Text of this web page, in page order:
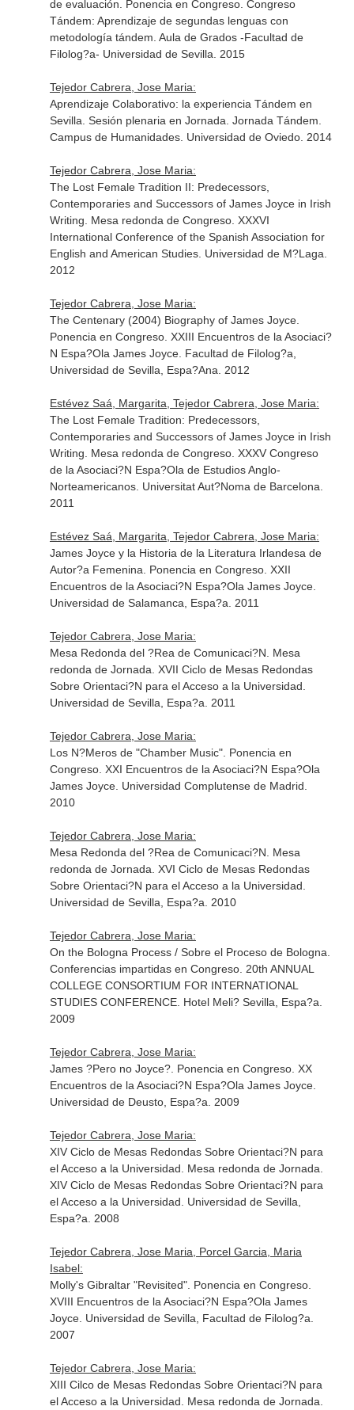
de evaluación. Ponencia en Congreso. Congreso
Tándem: Aprendizaje de segundas lenguas con
metodología tándem. Aula de Grados -Facultad de
Filolog?a- Universidad de Sevilla. 2015
Tejedor Cabrera, Jose Maria:
Aprendizaje Colaborativo: la experiencia Tándem en
Sevilla. Sesión plenaria en Jornada. Jornada Tándem.
Campus de Humanidades. Universidad de Oviedo. 2014
Tejedor Cabrera, Jose Maria:
The Lost Female Tradition II: Predecessors,
Contemporaries and Successors of James Joyce in Irish
Writing. Mesa redonda de Congreso. XXXVI
International Conference of the Spanish Association for
English and American Studies. Universidad de M?Laga.
2012
Tejedor Cabrera, Jose Maria:
The Centenary (2004) Biography of James Joyce.
Ponencia en Congreso. XXIII Encuentros de la Asociaci?
N Espa?Ola James Joyce. Facultad de Filolog?a,
Universidad de Sevilla, Espa?Ana. 2012
Estévez Saá, Margarita, Tejedor Cabrera, Jose Maria:
The Lost Female Tradition: Predecessors,
Contemporaries and Successors of James Joyce in Irish
Writing. Mesa redonda de Congreso. XXXV Congreso
de la Asociaci?N Espa?Ola de Estudios Anglo-
Norteamericanos. Universitat Aut?Noma de Barcelona.
2011
Estévez Saá, Margarita, Tejedor Cabrera, Jose Maria:
James Joyce y la Historia de la Literatura Irlandesa de
Autor?a Femenina. Ponencia en Congreso. XXII
Encuentros de la Asociaci?N Espa?Ola James Joyce.
Universidad de Salamanca, Espa?a. 2011
Tejedor Cabrera, Jose Maria:
Mesa Redonda del ?Rea de Comunicaci?N. Mesa
redonda de Jornada. XVII Ciclo de Mesas Redondas
Sobre Orientaci?N para el Acceso a la Universidad.
Universidad de Sevilla, Espa?a. 2011
Tejedor Cabrera, Jose Maria:
Los N?Meros de "Chamber Music". Ponencia en
Congreso. XXI Encuentros de la Asociaci?N Espa?Ola
James Joyce. Universidad Complutense de Madrid.
2010
Tejedor Cabrera, Jose Maria:
Mesa Redonda del ?Rea de Comunicaci?N. Mesa
redonda de Jornada. XVI Ciclo de Mesas Redondas
Sobre Orientaci?N para el Acceso a la Universidad.
Universidad de Sevilla, Espa?a. 2010
Tejedor Cabrera, Jose Maria:
On the Bologna Process / Sobre el Proceso de Bologna.
Conferencias impartidas en Congreso. 20th ANNUAL
COLLEGE CONSORTIUM FOR INTERNATIONAL
STUDIES CONFERENCE. Hotel Meli? Sevilla, Espa?a.
2009
Tejedor Cabrera, Jose Maria:
James ?Pero no Joyce?. Ponencia en Congreso. XX
Encuentros de la Asociaci?N Espa?Ola James Joyce.
Universidad de Deusto, Espa?a. 2009
Tejedor Cabrera, Jose Maria:
XIV Ciclo de Mesas Redondas Sobre Orientaci?N para
el Acceso a la Universidad. Mesa redonda de Jornada.
XIV Ciclo de Mesas Redondas Sobre Orientaci?N para
el Acceso a la Universidad. Universidad de Sevilla,
Espa?a. 2008
Tejedor Cabrera, Jose Maria, Porcel Garcia, Maria
Isabel:
Molly's Gibraltar "Revisited". Ponencia en Congreso.
XVIII Encuentros de la Asociaci?N Espa?Ola James
Joyce. Universidad de Sevilla, Facultad de Filolog?a.
2007
Tejedor Cabrera, Jose Maria:
XIII Cilco de Mesas Redondas Sobre Orientaci?N para
el Acceso a la Universidad. Mesa redonda de Jornada.